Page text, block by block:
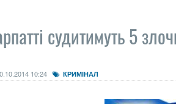
судитимуть 5
10:24 КРИМІНАЛ